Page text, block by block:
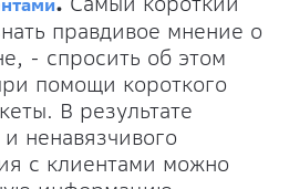
правдивое мнение о
- спросить об этом
помощи короткого
В результате
ненавязчивого
с клиентами можно